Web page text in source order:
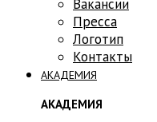
Вакансии
Пресса
Логотип
Контакты
АКАДЕМИЯ
АКАДЕМИЯ